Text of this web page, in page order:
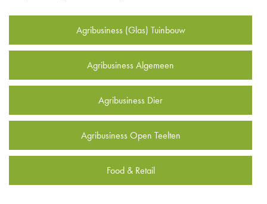
Agribusiness (Glas) Tuinbouw
Agribusiness Algemeen
Agribusiness Dier
Agribusiness Open Teelten
Food & Retail